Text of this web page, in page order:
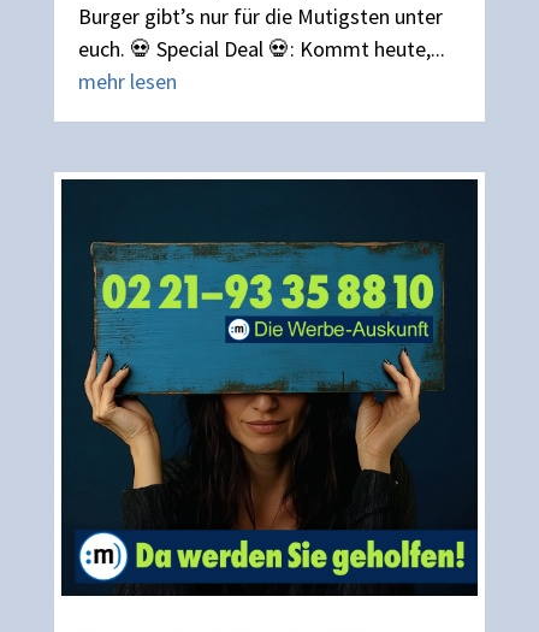
Burger gibt’s nur für die Mutigsten unter
euch. 💀 Special Deal 💀: Kommt heute,...
mehr lesen